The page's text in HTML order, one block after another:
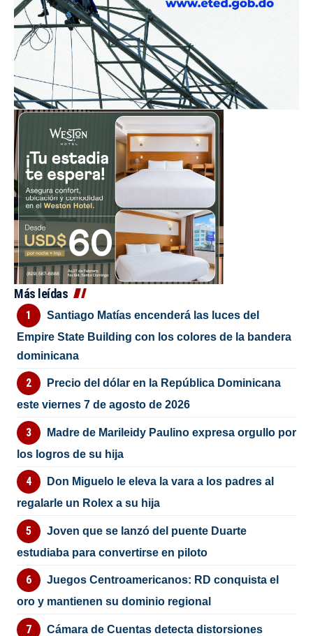
Más leídas
Santiago Matías encenderá las luces del
Empire State Building con los colores de la bandera
dominicana
Precio del dólar en la República Dominicana
este viernes 7 de agosto de 2026
Madre de Marileidy Paulino expresa orgullo por
los logros de su hija
Don Miguelo le eleva la vara a los padres al
regalarle un Rolex a su hija
Joven que se lanzó del puente Duarte
estudiaba para convertirse en piloto
Juegos Centroamericanos: RD conquista el
oro y mantienen su dominio regional
Cámara de Cuentas detecta distorsiones